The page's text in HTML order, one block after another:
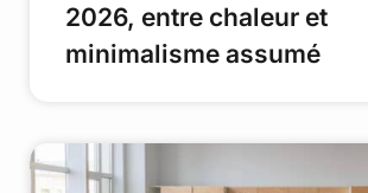
2026, entre chaleur et
minimalisme assumé